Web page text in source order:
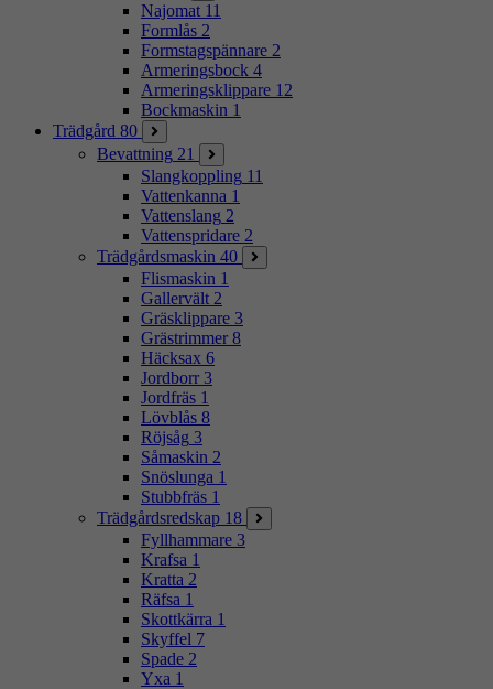
Najomat 11
Formlås 2
Formstagspännare 2
Armeringsbock 4
Armeringsklippare 12
Bockmaskin 1
Trädgård 80
Bevattning 21
Slangkoppling 11
Vattenkanna 1
Vattenslang 2
Vattenspridare 2
Trädgårdsmaskin 40
Flismaskin 1
Gallervält 2
Gräsklippare 3
Grästrimmer 8
Häcksax 6
Jordborr 3
Jordfräs 1
Lövblås 8
Röjsåg 3
Såmaskin 2
Snöslunga 1
Stubbfräs 1
Trädgårdsredskap 18
Fyllhammare 3
Krafsa 1
Kratta 2
Räfsa 1
Skottkärra 1
Skyffel 7
Spade 2
Yxa 1